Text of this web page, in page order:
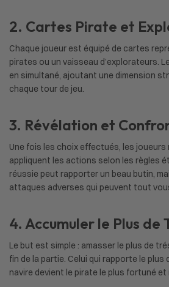
2. Cartes Pirate et
Chaque joueur est équipé de cartes
pirates ou un vaisseau d’explorateurs.
en simultané, ajoutant une dimension
chaque tour de jeu.
3. Révélation et
Une fois les choix effectués, les
appliquent les actions selon les règles
réussie peut rapporter un beau butin,
attaques adverses qui peuvent tout
4. Accumuler le Plus de
Le but est simple : amasser le plus de
fin de la partie. Celui qui rapporte le plus
navire devient le pirate le plus fortuné